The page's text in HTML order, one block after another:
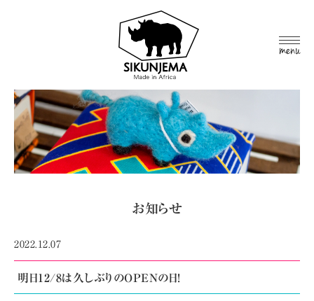
MEN
お知らせ
2022.12.07
明日12/8は久しぶりのOPENの日!